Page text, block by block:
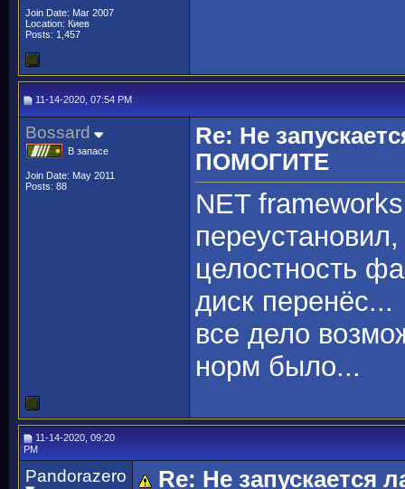
Join Date: Mar 2007
Location: Киев
Posts: 1,457
11-14-2020, 07:54 PM
Bossard
В запасе
Join Date: May 2011
Posts: 88
Re: Не
ПОМОГИТЕ
NET
целостность
диск перенёс...
все дело
норм было...
11-14-2020, 09:20
PM
Pandorazero Re: Не запускается